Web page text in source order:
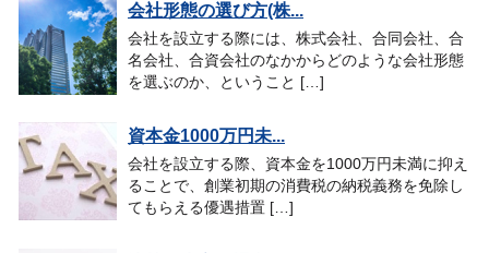
会社形態の選び方(株...
会社を設立する際には、株式会社、合同会社、合
名会社、合資会社のなかからどのような会社形態
を選ぶのか、ということ […]
資本金1000万円未...
会社を設立する際、資本金を1000万円未満に抑え
ることで、創業初期の消費税の納税義務を免除し
てもらえる優遇措置 […]